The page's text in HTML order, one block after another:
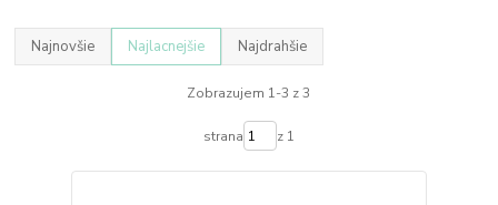
Najnovšie Najlacnejšie Najdrahšie
Zobrazujem 1-3 z 3
strana z 1